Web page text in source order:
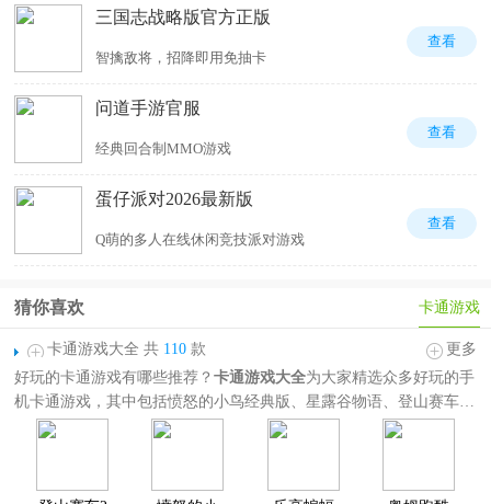
三国志战略版官方正版
智擒敌将，招降即用免抽卡
查看
问道手游官服
经典回合制MMO游戏
查看
蛋仔派对2026最新版
Q萌的多人在线休闲竞技派对游戏
查看
卡通游戏
猜你喜欢
卡通游戏大全 共 110 款
更多
好玩的卡通游戏有哪些推荐？卡通游戏大全为大家精选众多好玩的手
机卡通游戏，其中包括愤怒的小鸟经典版、星露谷物语、登山赛车
2、米加小镇世界、荒野乱斗等等热门卡通游戏。
还是建造类卡通游戏，都可以在高分卡通游戏合集中找到，欢迎各位